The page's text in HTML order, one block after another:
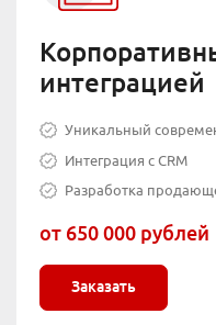
интеграцией
Уникальный
Интеграция с CRM
Разработка
от 650 000 рублей
Заказать